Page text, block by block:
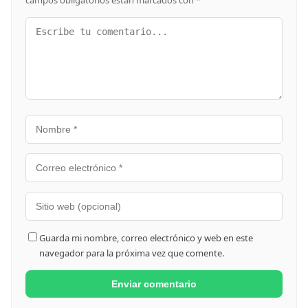
Guarda mi nombre, correo electrónico y web en este
navegador para la próxima vez que comente.